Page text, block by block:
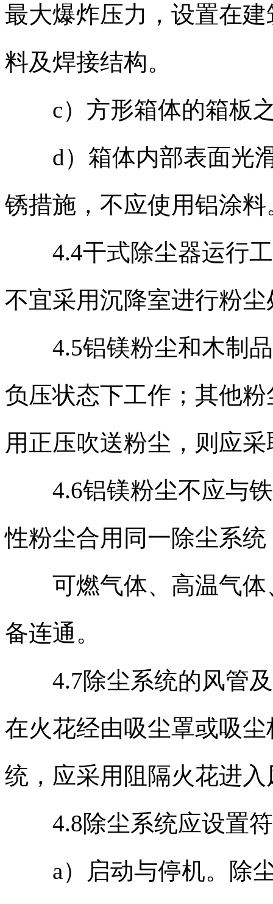
最大爆炸压力，设置在
料及焊接结构。
c）方形箱体的箱板之
d）箱体内部表面光滑
锈措施，不应使用铝涂料
4.4干式除尘器运行工
不宜采用沉降室进行粉尘
4.5铝镁粉尘和木制品
负压状态下工作；其他
用正压吹送粉尘，则应
4.6铝镁粉尘不应与铁
性粉尘合用同一除尘系
可燃气体、高温气体
备连通。
4.7除尘系统的风管及
在火花经由吸尘罩或吸
统，应采用阻隔火花进
4.8除尘系统应设置符
a）启动与停机。除尘